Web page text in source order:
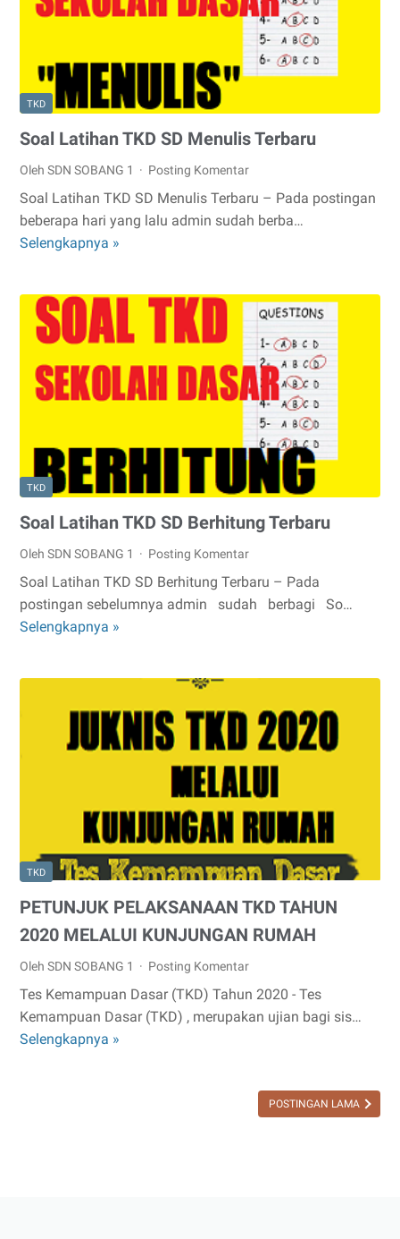
3
TERBARU
TKD
Soal Latihan TKD SD Menulis Terbaru
Oleh SDN SOBANG 1 Posting Komentar
Soal Latihan TKD SD Menulis Terbaru – Pada postingan
beberapa hari yang lalu admin sudah berba…
Selengkapnya »
TKD
Menulis
TKD
Soal Latihan TKD SD Berhitung Terbaru
Oleh SDN SOBANG 1 Posting Komentar
Soal Latihan TKD SD Berhitung Terbaru – Pada
postingan sebelumnya admin sudah berbagi So…
Selengkapnya »
TKD
Berhitung
Terbaru
TKD
PETUNJUK PELAKSANAAN TKD TAHUN
2020 MELALUI KUNJUNGAN RUMAH
Oleh SDN SOBANG 1 Posting Komentar
Tes Kemampuan Dasar (TKD) Tahun 2020 - Tes
Kemampuan Dasar (TKD) , merupakan ujian bagi sis…
Selengkapnya »
POSTINGAN LAMA